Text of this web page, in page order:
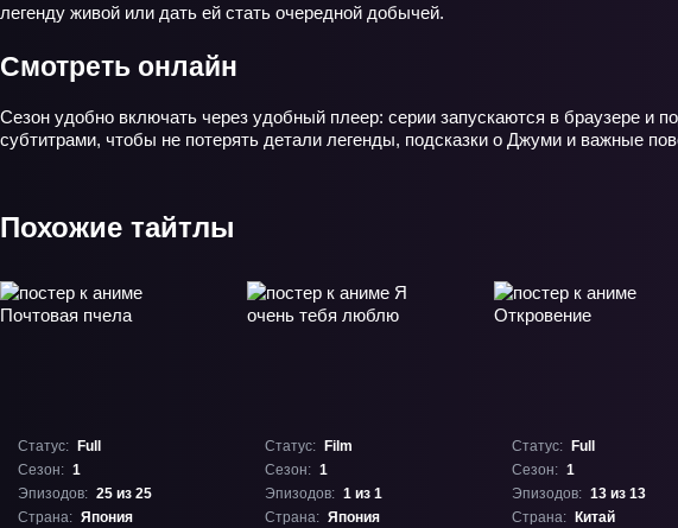
легенду живой или дать ей стать очередной добычей.
Смотреть онлайн
Сезон удобно включать через удобный плеер: серии запускаются в браузере и
субтитрами, чтобы не потерять детали легенды, подсказки о Джуми и важные
Похожие тайтлы
Статус:
Full
Сезон: 1
Эпизодов: 25 из 25
Страна: Япония
Статус:
Film
Сезон: 1
Эпизодов: 1 из 1
Страна: Япония
Статус:
Full
Сезон: 1
Эпизодов: 13 из 13
Страна:
Китай